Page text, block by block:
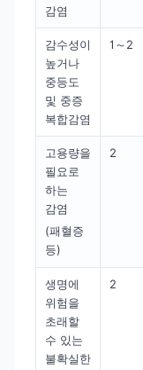
감염
감수성이
높거나
중등도
및 중증
복합감염
1～2
고용량을
필요로
하는
감염
(패혈증
등)
2
생명에
위험을
초래할
수 있는
불확실한
2